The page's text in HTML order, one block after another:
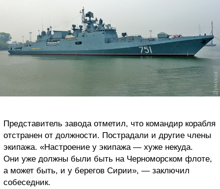
Представитель завода отметил, что командир корабля
отстранен от должности. Пострадали и другие члены
экипажа. «Настроение у экипажа — хуже некуда.
Они уже должны были быть на Черноморском флоте,
а может быть, и у берегов Сирии», — заключил
собеседник.